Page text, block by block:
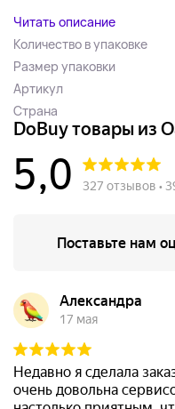
Читать описание
Количество в упаковке
Размер упаковки
Артикул
Страна